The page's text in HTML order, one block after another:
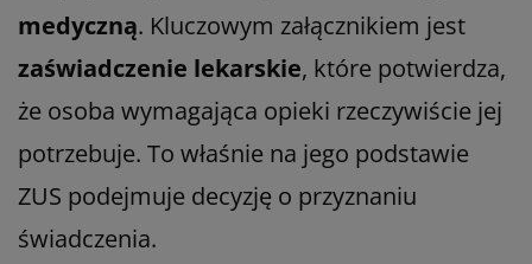
medyczną. Kluczowym załącznikiem jest
zaświadczenie lekarskie, które potwierdza,
że osoba wymagająca opieki rzeczywiście jej
potrzebuje. To właśnie na jego podstawie
ZUS podejmuje decyzję o przyznaniu
świadczenia.